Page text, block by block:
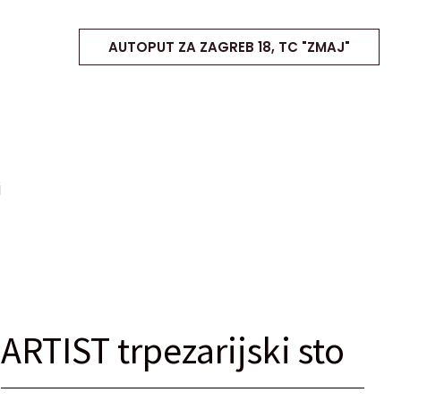
AUTOPUT ZA ZAGREB 18, TC "ZMAJ"
ARTIST trpezarijski sto